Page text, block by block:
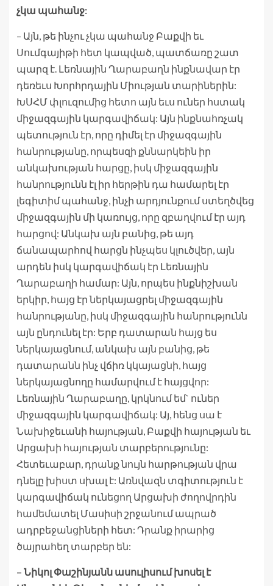
չկա պահանջ:
– Այն, թե ինչու չկա պահանջ Բաքվի եւ
Սումգայիթի հետ կապված, պատճառը շատ
պարզ է. Լեռնային Ղարաբաղն ինքնավար էր
դեռեւս Խորհրդային Միության տարիներին:
ԽՍՀՄ փլուզումից հետո այն եւս ուներ հստակ
միջազգային կարգավիճակ: Այն ինքնահռչակ
պետություն էր, որը դիմել էր միջազգային
հանրությանը, որպեսզի քննարկեին իր
անկախության հարցը, իսկ միջազգային
հանրությունն էլ իր հերթին դա համարել էր
լեգիտիմ պահանջ, ինչի արդյունքում ստեղծվեց
միջազգային մի կառույց, որը զբաղվում էր այդ
հարցով: Անկախ այն բանից, թե այդ
ճանապարհով հարցն ինչպես կլուծվեր, այն
արդեն իսկ կարգավիճակ էր Լեռնային
Ղարաբաղի համար: Այն, որպես ինքնիշխան
երկիր, հայց էր ներկայացրել միջազգային
հանրությանը, իսկ միջազգային հանրությունն
այն ընդունել էր: Երբ դատարան հայց ես
ներկայացնում, անկախ այն բանից, թե
դատարանն ինչ վճիռ կկայացնի, հայց
ներկայացնողը համարվում է հայցվոր:
Լեռնային Ղարաբաղը, կրկնում եմ` ուներ
միջազգային կարգավիճակ: Այ, հենց սա է
Նախիջեւանի հայության, Բաքվի հայության եւ
Արցախի հայության տարբերությունը:
Հետեւաբար, դրանք նույն հարթության վրա
դնելը խիստ սխալ է: Առնվազն տգիտություն է
կարգավիճակ ունեցող Արցախի ժողովրդին
համեմատել Մասիսի շրջանում ապրած
ադրբեջանցիների հետ: Դրանք իրարից
ծայրահեղ տարբեր են:
– Նիկոլ Փաշինյանն ասուլիսում խոսել է